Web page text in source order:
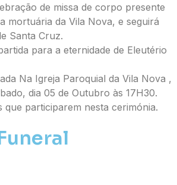
de missa de corpo presente
mortuária da Vila Nova, e seguirá
Santa Cruz.
para a eternidade de Eleutério
Na Igreja Paroquial da Vila Nova ,
dia 05 de Outubro às 17H30.
que participarem nesta cerimónia.